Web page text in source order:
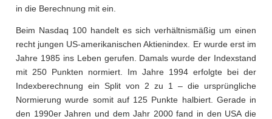
in die Berechnung mit ein.
Beim Nasdaq 100 handelt es sich verhältnismäßig um einen
recht jungen US-amerikanischen Aktienindex. Er wurde erst im
Jahre 1985 ins Leben gerufen. Damals wurde der Indexstand
mit 250 Punkten normiert. Im Jahre 1994 erfolgte bei der
Indexberechnung ein Split von 2 zu 1 – die ursprüngliche
Normierung wurde somit auf 125 Punkte halbiert. Gerade in
den 1990er Jahren und dem Jahr 2000 fand in den USA die